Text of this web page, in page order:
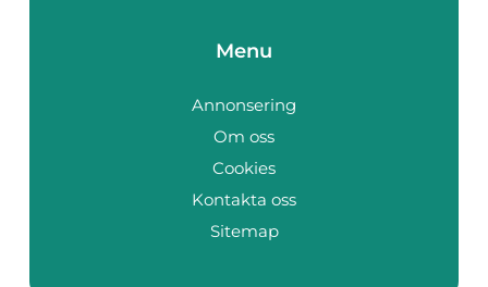
Menu
Annonsering
Om oss
Cookies
Kontakta oss
Sitemap